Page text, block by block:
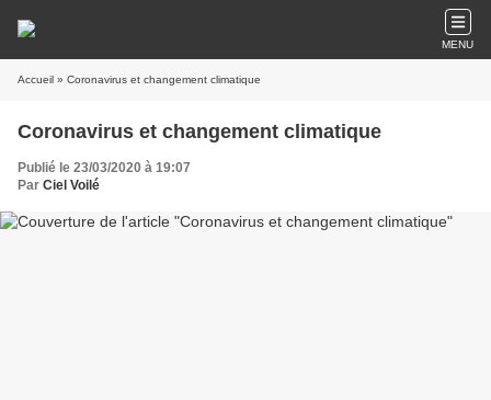
MENU
Accueil » Coronavirus et changement climatique
Coronavirus et changement climatique
Publié le 23/03/2020 à 19:07
Par Ciel Voilé